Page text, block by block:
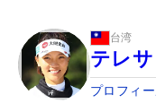
台湾
テレ
プロフィ